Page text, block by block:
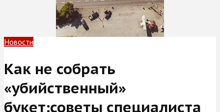
Новости
Как не собрать
«убийственный»
букет:советы специалиста